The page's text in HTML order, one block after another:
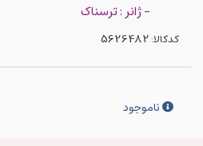
- ژانر : ترسناک
کدکالا:
ناموجود